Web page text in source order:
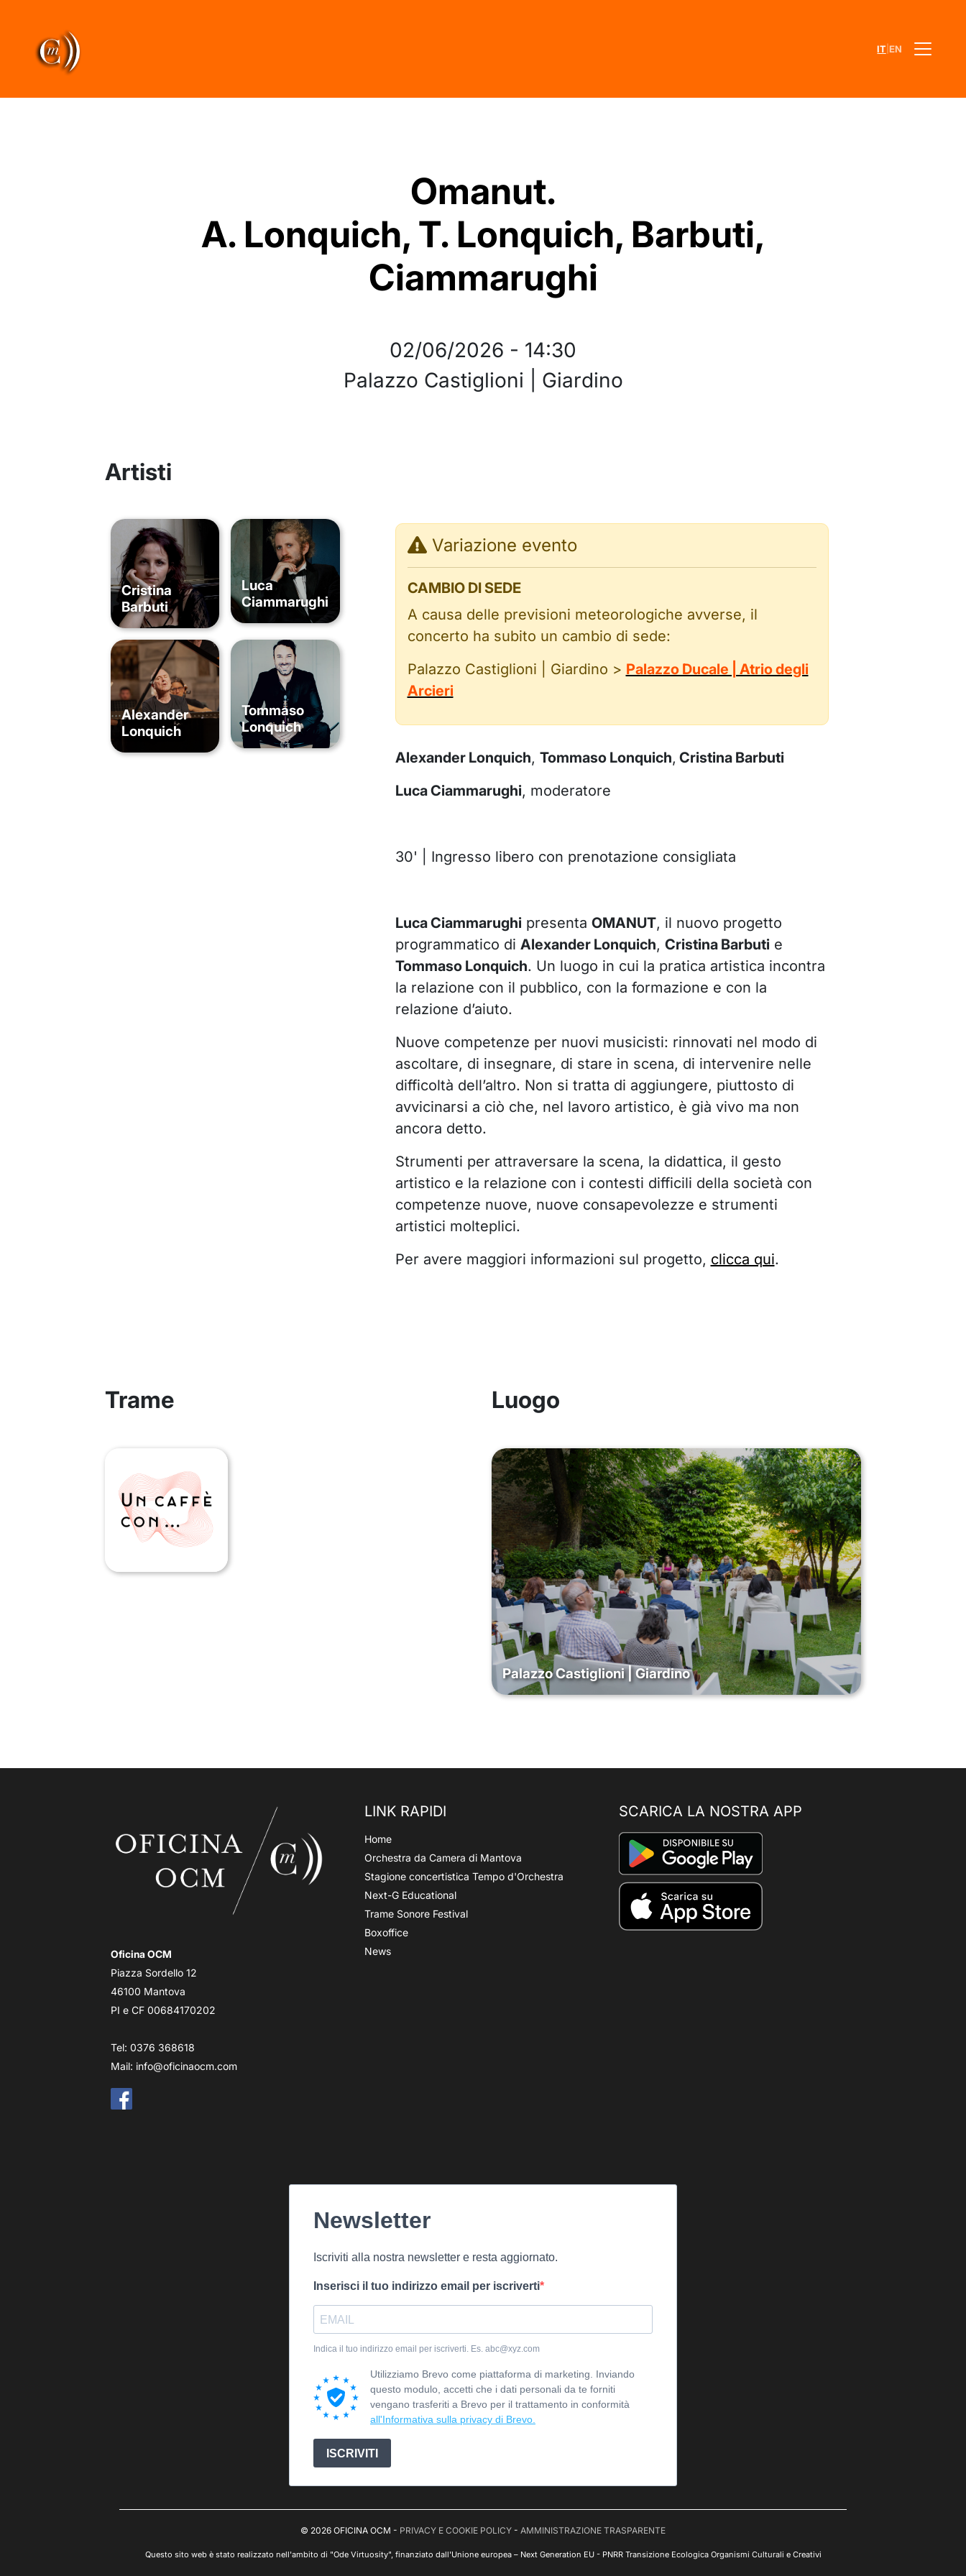
IT EN
Omanut.
A. Lonquich, T. Lonquich, Barbuti,
Ciammarughi
02/06/2026 - 14:30
Palazzo Castiglioni | Giardino
Artisti
Cristina
Barbuti
Luca
Ciammarughi
Alexander
Lonquich
Tommaso
Lonquich
Variazione evento
CAMBIO DI SEDE
A causa delle previsioni meteorologiche avverse, il
concerto ha subito un cambio di sede:
Palazzo Castiglioni | Giardino > Palazzo Ducale | Atrio degli
Arcieri
Alexander Lonquich, Tommaso Lonquich, Cristina Barbuti
Luca Ciammarughi, moderatore
30' | Ingresso libero con prenotazione consigliata
Luca Ciammarughipresenta OMANUT, il nuovo progetto
programmatico di Alexander Lonquich, Cristina Barbutie
Tommaso Lonquich. Un luogo in cui la pratica artistica incontra
la relazione con il pubblico, con la formazione e con la
relazione d’aiuto.
Nuove competenze per nuovi musicisti: rinnovati nel modo di
ascoltare, di insegnare, di stare in scena, di intervenire nelle
difficoltà dell’altro. Non si tratta di aggiungere, piuttosto di
avvicinarsi a ciò che, nel lavoro artistico, è già vivo ma non
ancora detto.
Strumenti per attraversare la scena, la didattica, il gesto
artistico e la relazione con i contesti difficili della società con
competenze nuove, nuove consapevolezze e strumenti
artistici molteplici.
Per avere maggiori informazioni sul progetto, clicca qui.
Trame Luogo
Palazzo Castiglioni | Giardino
Oficina OCM
Piazza Sordello 12
46100 Mantova
PI e CF 00684170202
Tel: 0376 368618
Mail: info@oficinaocm.com
LINK RAPIDI
Home
Orchestra da Camera di Mantova
Stagione concertistica Tempo d'Orchestra
Next-G Educational
Trame Sonore Festival
Boxoffice
News
SCARICA LA NOSTRA APP
Newsletter
Iscriviti alla nostra newsletter e resta aggiornato.
Inserisci il tuo indirizzo email per iscriverti
Indica il tuo indirizzo email per iscriverti. Es. abc@xyz.com
Utilizziamo Brevo come piattaforma di marketing. Inviando
questo modulo, accetti che i dati personali da te forniti
vengano trasferiti a Brevo per il trattamento in conformità
all'Informativa sulla privacy di Brevo.
ISCRIVITI
© 2026 OFICINA OCM - PRIVACY E COOKIE POLICY - AMMINISTRAZIONE TRASPARENTE
Questo sito web è stato realizzato nell'ambito di "Ode Virtuosity", finanziato dall'Unione europea – Next Generation EU - PNRR Transizione Ecologica Organismi Culturali e Creativi